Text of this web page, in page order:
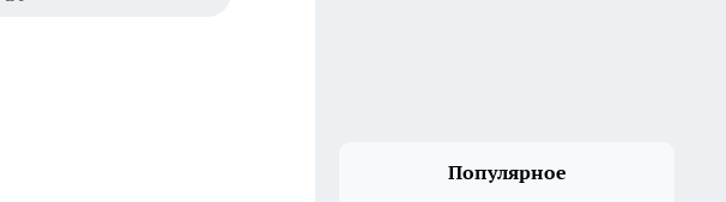
Популярное